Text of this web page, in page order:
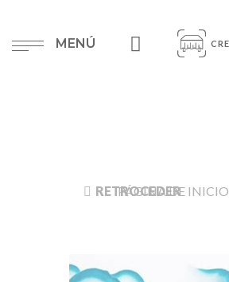
MENÚ
RETROCEDER
PÁGINA DE INICIO